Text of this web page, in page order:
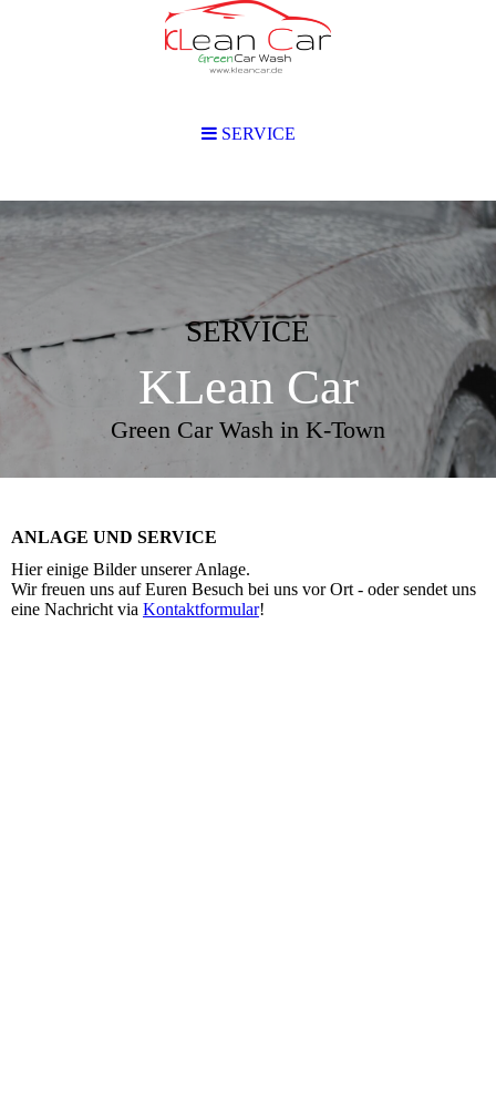
SERVICE
KLean Car
Green Car Wash in K-Town
ANLAGE UND SERVICE
Hier einige Bilder unserer Anlage.
Wir freuen uns auf Euren Besuch bei uns vor Ort - oder sendet uns
eine Nachricht via Kontaktformular!
SERVICE